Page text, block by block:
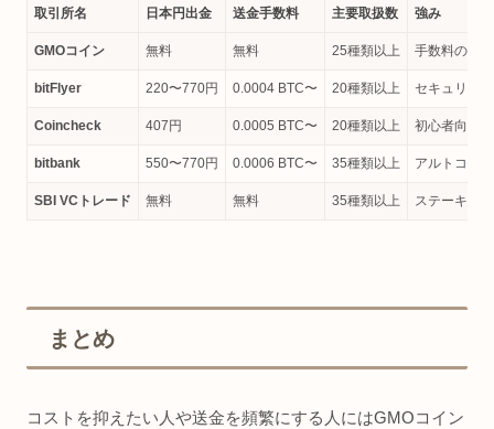
取引所名 日本円出金 送金手数料 主要取扱数 強み
GMOコイン 無料 無料 25種類以上 手数料の安さ
bitFlyer 220〜770円 0.0004 BTC〜 20種類以上 セキュリテ
Coincheck 407円 0.0005 BTC〜 20種類以上 初心者向け
bitbank 550〜770円 0.0006 BTC〜 35種類以上 アルトコイ
SBI VCトレード 無料 無料 35種類以上 ステーキン
まとめ
コストを抑えたい人や送金を頻繁にする人にはGMOコイン